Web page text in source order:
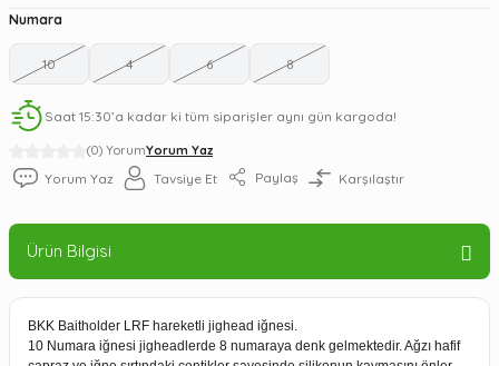
(0) YorumYorum Yaz
Numara
10 4 6 8
Saat 15:30’a kadar ki tüm siparişler aynı gün kargoda!
Yorum Yaz Tavsiye Et Paylaş Karşılaştır
Ürün Bilgisi
BKK Baitholder LRF hareketli jighead iğnesi.
10 Numara iğnesi jigheadlerde 8 numaraya denk gelmektedir. Ağzı hafif